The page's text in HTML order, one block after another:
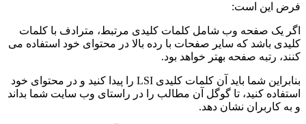
فرض این است:
اگر یک صفحه وب شامل کلمات کلیدی مرتبط، مترادف با کلمات
کلیدی باشد که سایر صفحات با رده بالا در محتوای خود استفاده می
کنند، رتبه صفحه بهتر خواهد بود.
بنابراین شما باید آن کلمات کلیدی LSI را پیدا کنید و در محتوای خود
استفاده کنید، تا گوگل آن مطالب را در راستای وب سایت شما بداند
و به کاربران نشان دهد.